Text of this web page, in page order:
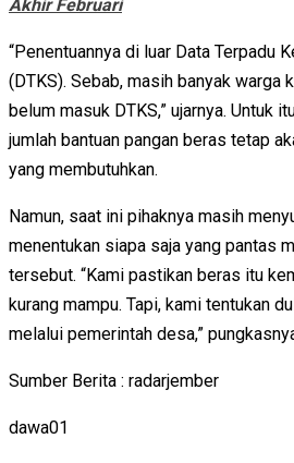
Akhir Februari
“Penentuannya di luar Data Terpadu
(DTKS). Sebab, masih banyak warga
belum masuk DTKS,” ujarnya. Untuk
jumlah bantuan pangan beras tetap
yang membutuhkan.
Namun, saat ini pihaknya masih
menentukan siapa saja yang pantas
tersebut. “Kami pastikan beras itu
kurang mampu. Tapi, kami tentukan
melalui pemerintah desa,”
Sumber Berita : radarjember
dawa01